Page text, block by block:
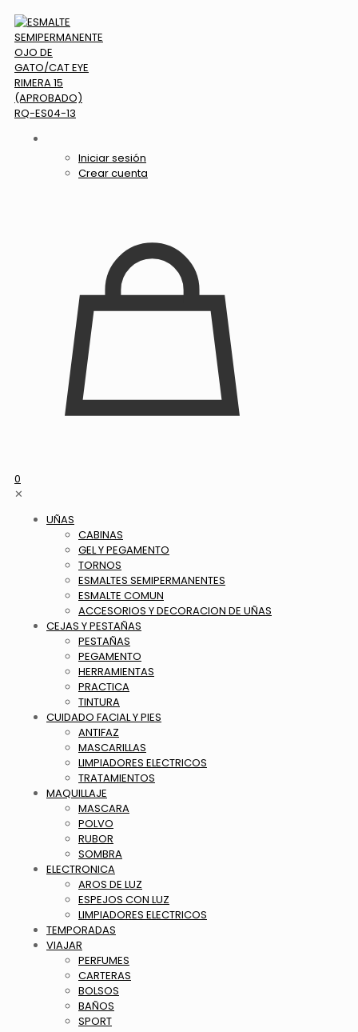
Iniciar sesión
Crear cuenta
0
✕
UÑAS
CABINAS
GEL Y PEGAMENTO
TORNOS
ESMALTES SEMIPERMANENTES
ESMALTE COMUN
ACCESORIOS Y DECORACION DE UÑAS
CEJAS Y PESTAÑAS
PESTAÑAS
PEGAMENTO
HERRAMIENTAS
PRACTICA
TINTURA
CUIDADO FACIAL Y PIES
ANTIFAZ
MASCARILLAS
LIMPIADORES ELECTRICOS
TRATAMIENTOS
MAQUILLAJE
MASCARA
POLVO
RUBOR
SOMBRA
ELECTRONICA
AROS DE LUZ
ESPEJOS CON LUZ
LIMPIADORES ELECTRICOS
TEMPORADAS
VIAJAR
PERFUMES
CARTERAS
BOLSOS
BAÑOS
SPORT